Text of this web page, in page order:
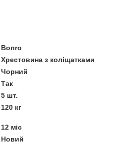
Bonro
Хрестовина з коліщатками
Чорний
Так
5 шт.
120 кг
12 міс
Новий